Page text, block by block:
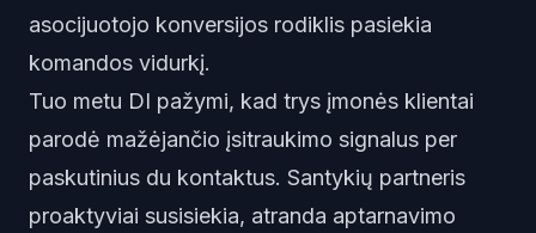
asocijuotojo konversijos rodiklis pasiekia
komandos vidurkį.
Tuo metu DI pažymi, kad trys įmonės klientai
parodė mažėjančio įsitraukimo signalus per
paskutinius du kontaktus. Santykių partneris
proaktyviai susisiekia, atranda aptarnavimo